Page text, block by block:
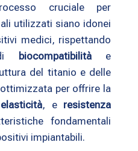
cruciale per
utilizzati siano idonei
medici, rispettando
biocompatibilitàe
del titanio e delle
per offrire la
elasticità, e resistenza
fondamentali
impiantabili.